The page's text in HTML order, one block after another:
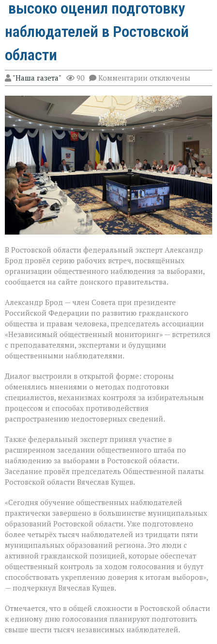
высоко оценил подготовку
наблюдателей в Ростовской
области
"Наша газета" 90 Комментарии к
записи
Эксперт
Александр
Брод
высоко
оценил
подготовку
наблюдателей
Ростовской
области
отключены
В Ростовской области федеральный эксперт Александр
Брод провёл серию рабочих встреч, посвящённых
организации общественного наблюдения за выборами,
сообщается на сайте донского правительства.
Александр Брод — член Совета при президенте
Российской Федерации по развитию гражданского
общества и правам человека, председатель ассоциации
«Независимый общественный мониторинг» — встретился
с преподавателями, экспертами и будущими
общественными наблюдателями.
Диалог выстроили в открытой форме: стороны
обменялись мнениями о методах подготовки
специалистов, механизмах контроля за избирательным
процессом и способах противодействия
распространению недостоверных сведений.
Также федеральный эксперт принял участие в
расширенном заседании общественного штаба по
наблюдению за выборами в Ростовской области.
Заседание провёл председатель Общественной палаты
Ростовской области Вячеслав Кущев.
«Сегодня обучение общественных наблюдателей
практически завершено в большинстве муниципальных
образований Ростовской области. Уже подготовлено
более четырёх тысяч наблюдателей из тридцати пяти
муниципальных образований региона. Это люди с
активной гражданской позицией, которые обеспечат
общественный контроль за ходом голосования и будут
способствовать укреплению доверия к итогам выборов»,
— подчеркнул Вячеслав Кущев.
Отмечается, что в общей сложности в Ростовской области
к единому дню голосования планируют подготовить
свыше шести тысяч независимых наблюдателей.